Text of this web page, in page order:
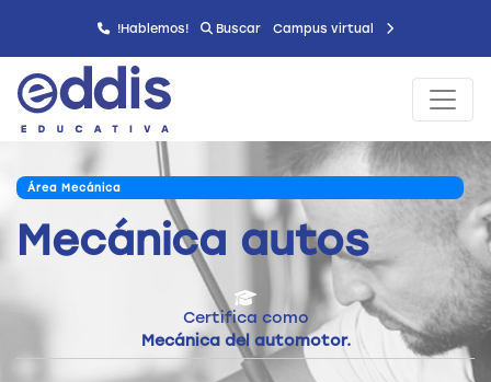
!Hablemos! Buscar Campus virtual
Área Mecánica
Mecánica autos
Certifica como
Mecánica del automotor.